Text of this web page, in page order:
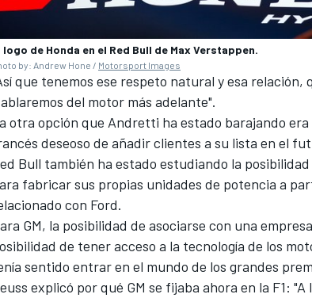
CATEGORÍAS
logo de Honda en el Red Bull de Max Verstappen.
by: Andrew Hone / Motorsport Images
que tenemos ese respeto natural y esa
del motor más adelante".
otra opción que Andretti ha estado barajando era
deseoso de añadir clientes a su lista en el
Bull también ha estado estudiando la
fabricar sus propias unidades de potencia a
con Ford.
GM, la posibilidad de asociarse con una
de tener acceso a la tecnología de los
sentido entrar en el mundo de los grandes
explicó por qué GM se fijaba ahora en la F1: